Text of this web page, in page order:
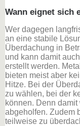
Wann eignet sich
Wer dagegen
an eine stabile
Überdachung in
und kann damit
erstellt werden.
bieten meist aber
Hitze. Bei der
zu wählen, bei der
können. Denn
abgeholfen. Zudem
teilweise zu